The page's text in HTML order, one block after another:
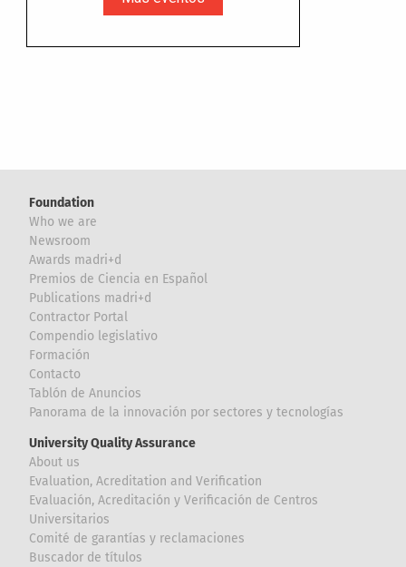
Foundation
Who we are
Newsroom
Awards madri+d
Premios de Ciencia en Español
Publications madri+d
Contractor Portal
Compendio legislativo
Formación
Contacto
Tablón de Anuncios
Panorama de la innovación por sectores y tecnologías
University Quality Assurance
About us
Evaluation, Acreditation and Verification
Evaluación, Acreditación y Verificación de Centros
Universitarios
Comité de garantías y reclamaciones
Buscador de títulos